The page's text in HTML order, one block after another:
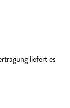
liefert es